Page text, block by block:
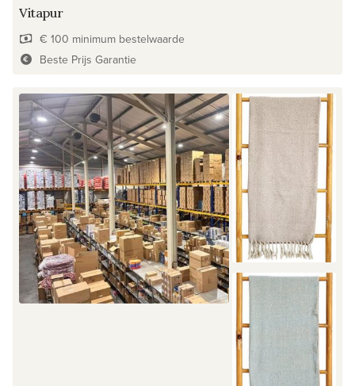
Vitapur
€ 100 minimum bestelwaarde
Beste Prijs Garantie